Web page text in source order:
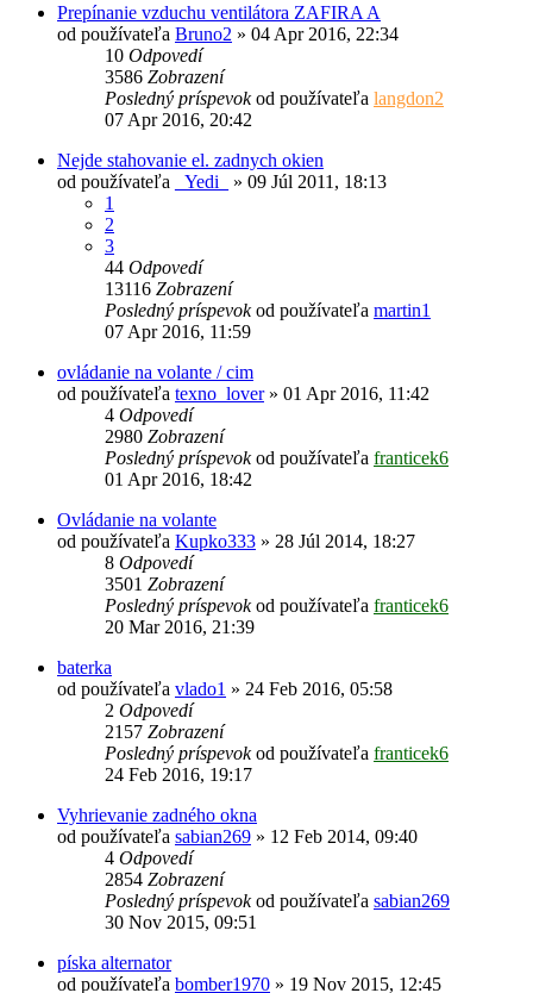
Prepínanie vzduchu ventilátora ZAFIRA A
od používateľa Bruno2 » 04 Apr 2016, 22:34
10 Odpovedí
3586 Zobrazení
Posledný príspevokod používateľa langdon2
07 Apr 2016, 20:42
Nejde stahovanie el. zadnych okien
od používateľa
_Yedi_ » 09 Júl 2011, 18:13
1
2
3
44 Odpovedí
13116 Zobrazení
Posledný príspevokod používateľa martin1
07 Apr 2016, 11:59
ovládanie na volante / cim
od používateľa texno_lover» 01 Apr 2016, 11:42
4 Odpovedí
2980 Zobrazení
Posledný príspevokod používateľa franticek6
01 Apr 2016, 18:42
Ovládanie na volante
od používateľa Kupko333 » 28 Júl 2014, 18:27
8 Odpovedí
3501 Zobrazení
Posledný príspevokod používateľa franticek6
20 Mar 2016, 21:39
baterka
od používateľa vlado1 » 24 Feb 2016, 05:58
2 Odpovedí
2157 Zobrazení
Posledný príspevokod používateľa franticek6
24 Feb 2016, 19:17
Vyhrievanie zadného okna
od používateľa sabian269 » 12 Feb 2014, 09:40
4 Odpovedí
2854 Zobrazení
Posledný príspevokod používateľa sabian269
30 Nov 2015, 09:51
píska alternator
od používateľa bomber1970 » 19 Nov 2015, 12:45